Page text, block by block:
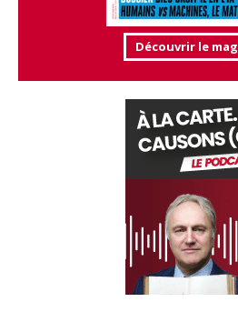
Découvrir le